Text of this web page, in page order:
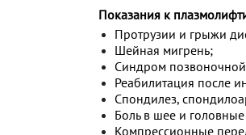
Показания к
Протрузии и грыжи
Шейная мигрень;
Синдром
Реабилитация после
Спондилез,
Боль в шее и
Компрессионные